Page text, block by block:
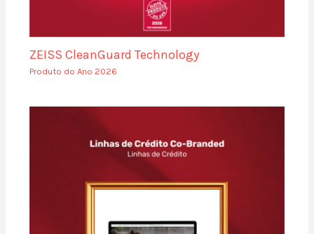
ZEISS CleanGuard Technology
Produto do Ano 2026